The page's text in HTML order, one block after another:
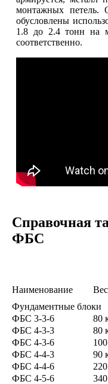
монтажных петель.
обусловлены
1.8 до 2.4 тонн на
соответственно.
Справочная
ФБС
Наименование
Фундаментные блоки
ФБС 3-3-6
80
ФБС 4-3-3
80
ФБС 4-3-6
ФБС 4-4-3
90
ФБС 4-4-6
ФБС 4-5-6
340